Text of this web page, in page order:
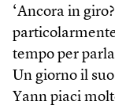
‘Ancora in
tempo per
Un giorno il
Yann piaci